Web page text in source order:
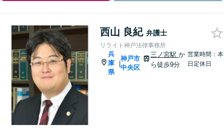
西山 良紀 弁護士
リライト神戸法律事務所
兵
庫
県
|
神戸市
中央区
三ノ宮駅か
ら徒歩9分
営業時間：本
日定休日